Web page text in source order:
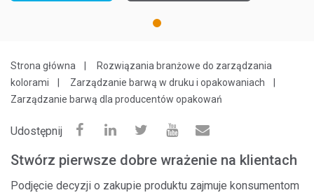
1
Strona główna
Rozwiązania branżowe do zarządzania
kolorami
Zarządzanie barwą w druku i opakowaniach
Zarządzanie barwą dla producentów opakowań
Udostępnij
Stwórz pierwsze dobre wrażenie na klientach
Podjęcie decyzji o zakupie produktu zajmuje konsumentom